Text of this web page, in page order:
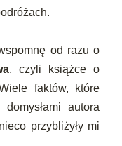
od razu o
, czyli książce o
faktów, które
autora
przybliżyły mi